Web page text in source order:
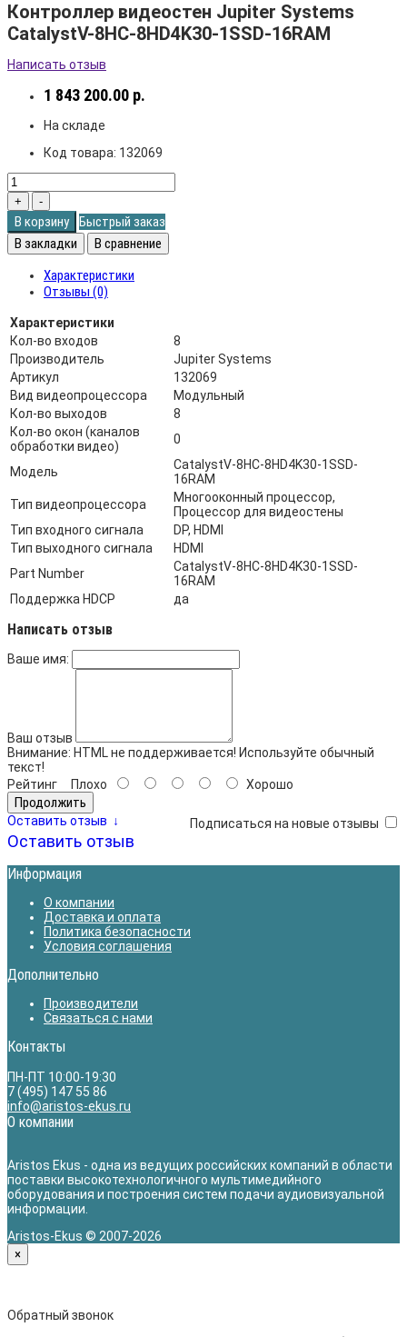
Контроллер видеостен Jupiter Systems
CatalystV-8HC-8HD4K30-1SSD-16RAM
Написать отзыв
1 843 200.00 р.
На складе
Код товара: 132069
В корзину
Быстрый заказ
В закладки
В сравнение
Характеристики
Отзывы (0)
Характеристики
Кол-во входов
8
Производитель
Jupiter Systems
Артикул
132069
Вид видеопроцессора
Модульный
Кол-во выходов
8
Кол-во окон (каналов
обработки видео)
0
Модель
CatalystV-8HC-8HD4K30-1SSD-
16RAM
Тип видеопроцессора
Многооконный процессор,
Процессор для видеостены
Тип входного сигнала
DP, HDMI
Тип выходного сигнала
HDMI
Part Number
CatalystV-8HC-8HD4K30-1SSD-
16RAM
Поддержка HDCP
да
Написать отзыв
Ваше имя:
Ваш отзыв
Внимание: HTML не поддерживается! Используйте обычный
текст!
Рейтинг Плохо Хорошо
Продолжить
Подписаться на новые отзывы
Оставить отзыв ↓
Оставить отзыв
Информация
О компании
Доставка и оплата
Политика безопасности
Условия соглашения
Дополнительно
Производители
Связаться с нами
Контакты
ПН-ПТ 10:00-19:30
7 (495) 147 55 86
info@aristos-ekus.ru
О компании
Aristos Ekus - одна из ведущих российских компаний в области
поставки высокотехнологичного мультимедийного
оборудования и построения систем подачи аудиовизуальной
информации.
Aristos-Ekus © 2007-2026
×
Обратный звонок